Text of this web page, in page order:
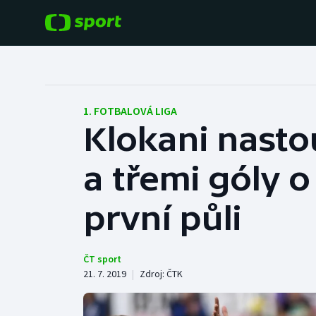
Hokej
Tenis
Cyklistika
Baseball a softbal
Basketbal
1. FOTBALOVÁ LIGA
Klokani
a třemi góly
první půli
ČT sport
21. 7. 2019 | Zdroj: ČTK